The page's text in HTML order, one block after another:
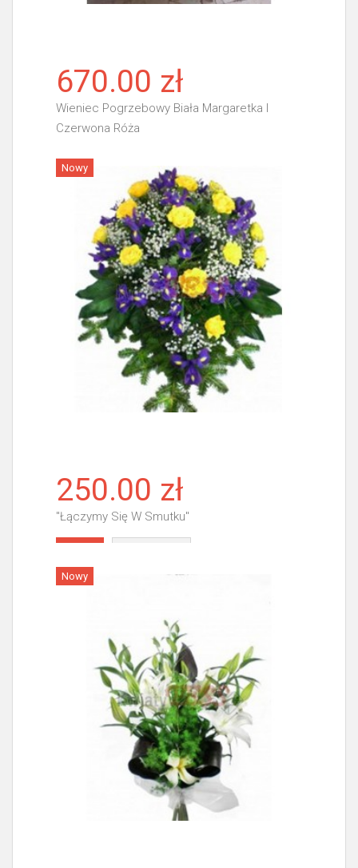
670.00 zł
Wieniec Pogrzebowy Biała Margaretka I
Czerwona Róża
Więcej
Nowy
250.00 zł
"Łączymy Się W Smutku"
Nowy